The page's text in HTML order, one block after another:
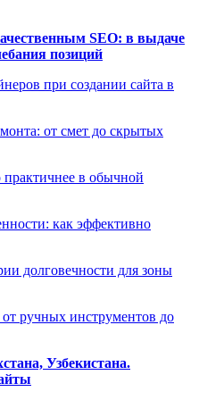
SEO: в выдаче
позиций
при создании сайта в
от смет до скрытых
практичнее в обычной
как эффективно
долговечности для зоны
ручных инструментов до
Узбекистана.